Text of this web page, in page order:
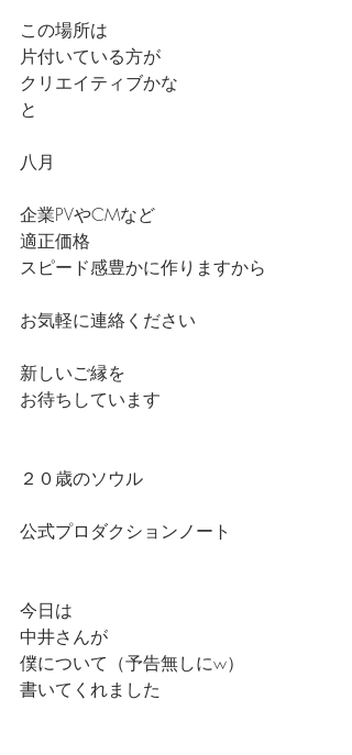
この場所は
片付いている方が
クリエイティブかな
と
八月
企業PVやCMなど
適正価格
スピード感豊かに作りますから
お気軽に連絡ください
新しいご縁を
お待ちしています
２０歳のソウル
公式プロダクションノート
今日は
中井さんが
僕について（予告無しにw）
書いてくれました